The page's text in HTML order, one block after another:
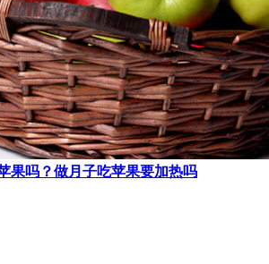
果吗？做月子吃苹果要加热吗